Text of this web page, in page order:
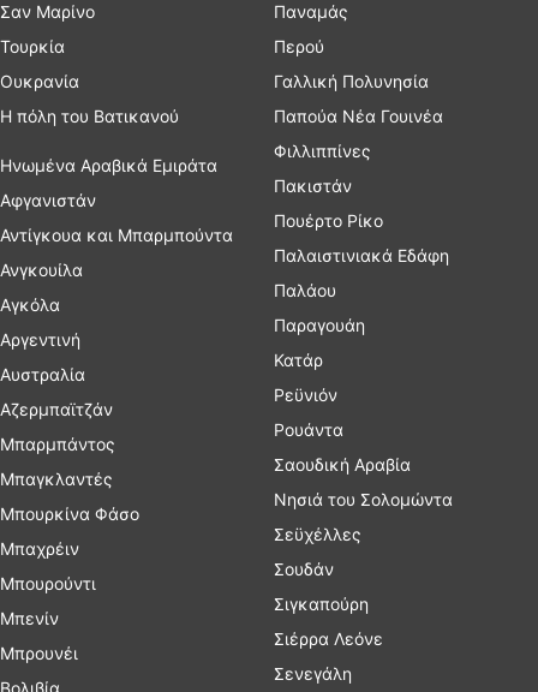
Σαν Μαρίνο
Τουρκία
Ουκρανία
Η πόλη του Βατικανού
Ηνωμένα Αραβικά Εμιράτα
Αφγανιστάν
Αντίγκουα και Μπαρμπούντα
Ανγκουίλα
Αγκόλα
Αργεντινή
Αυστραλία
Αζερμπαϊτζάν
Μπαρμπάντος
Μπαγκλαντές
Μπουρκίνα Φάσο
Μπαχρέιν
Μπουρούντι
Μπενίν
Μπρουνέι
Βολιβία
Παναμάς
Περού
Γαλλική Πολυνησία
Παπούα Νέα Γουινέα
Φιλλιππίνες
Πακιστάν
Πουέρτο Ρίκο
Παλαιστινιακά Εδάφη
Παλάου
Παραγουάη
Κατάρ
Ρεϋνιόν
Ρουάντα
Σαουδική Αραβία
Νησιά του Σολομώντα
Σεϋχέλλες
Σουδάν
Σιγκαπούρη
Σιέρρα Λεόνε
Σενεγάλη